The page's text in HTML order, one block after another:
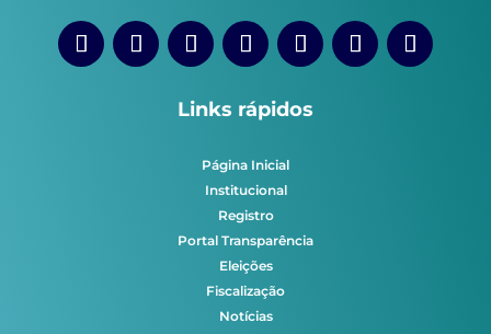
Links rápidos
Página Inicial
Institucional
Registro
Portal Transparência
Eleições
Fiscalização
Notícias